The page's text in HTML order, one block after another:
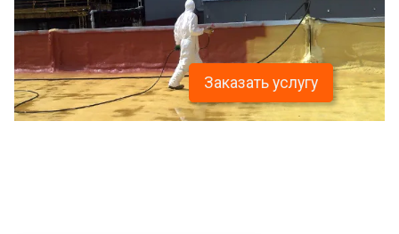
Заказать услугу